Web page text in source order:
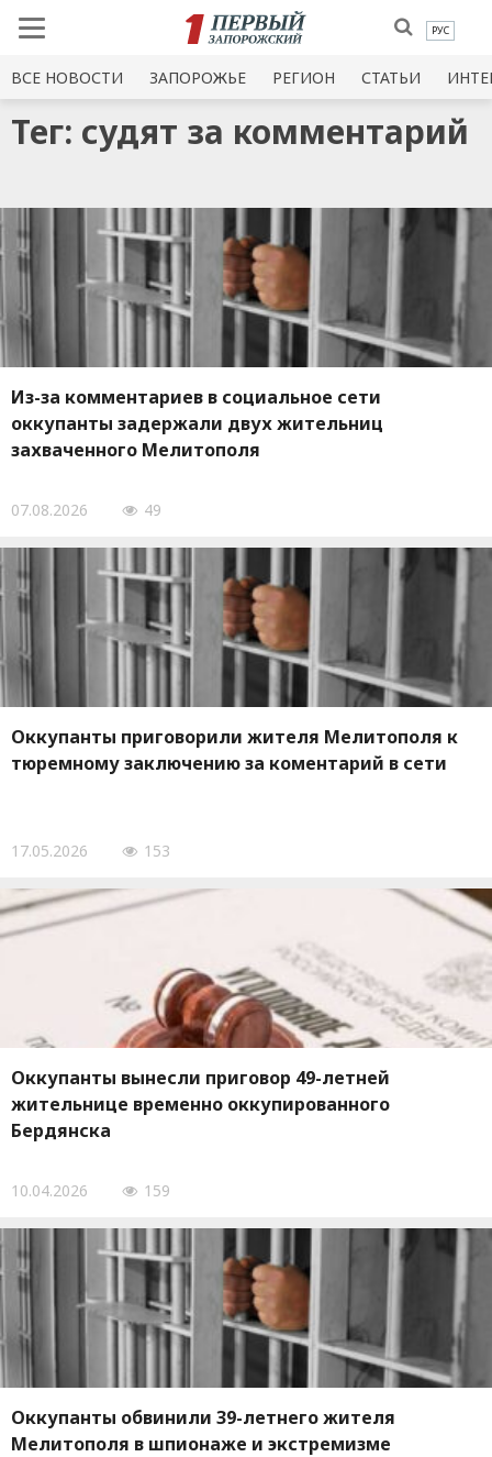
РУС
ВСЕ НОВОСТИ ЗАПОРОЖЬЕ РЕГИОН СТАТЬИ
Тег: судят за комментарий
Из-за комментариев в социальное сети
оккупанты задержали двух жительниц
захваченного Мелитополя
07.08.2026 49
Оккупанты приговорили жителя Мелитополя к
тюремному заключению за коментарий в сети
17.05.2026 153
Оккупанты вынесли приговор 49-летней
жительнице временно оккупированного
Бердянска
10.04.2026 159
Оккупанты обвинили 39-летнего жителя
Мелитополя в шпионаже и экстремизме